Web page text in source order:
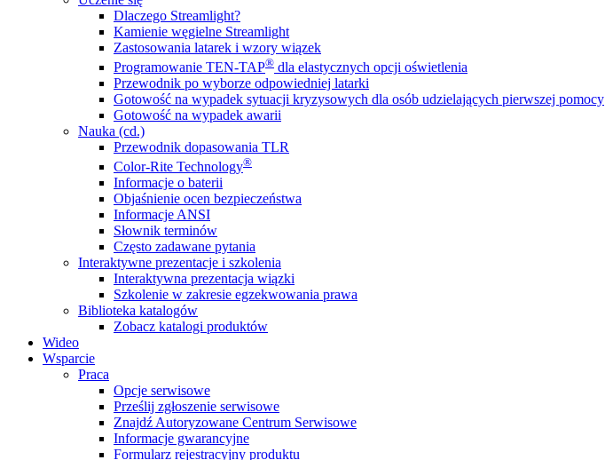
Dlaczego Streamlight?
Kamienie węgielne Streamlight
Zastosowania latarek i wzory wiązek
Programowanie TEN-TAP® dla elastycznych opcji oświetlenia
Przewodnik po wyborze odpowiedniej latarki
Gotowość na wypadek sytuacji kryzysowych dla osób udzielających pierwszej pomocy
Gotowość na wypadek awarii
Nauka (cd.)
Przewodnik dopasowania TLR
Color-Rite Technology®
Informacje o baterii
Objaśnienie ocen bezpieczeństwa
Informacje ANSI
Słownik terminów
Często zadawane pytania
Interaktywne prezentacje i szkolenia
Interaktywna prezentacja wiązki
Szkolenie w zakresie egzekwowania prawa
Biblioteka katalogów
Zobacz katalogi produktów
Wideo
Wsparcie
Praca
Opcje serwisowe
Prześlij zgłoszenie serwisowe
Znajdź Autoryzowane Centrum Serwisowe
Informacje gwarancyjne
Formularz rejestracyjny produktu